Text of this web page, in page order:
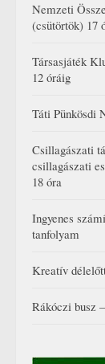
Nemzeti
(csütörtök) 17
Társasjáték
12 óráig
Táti Pünkösdi
Csillagászati
csillagászati
18 óra
Ingyenes
tanfolyam
Kreatív
Rákóczi busz